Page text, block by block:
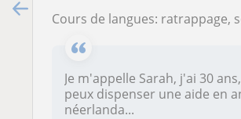
Cours de langues: ratrappage, soutien scolaire et
Je m'appelle Sarah, j'ai 30
peux dispenser une aide en
néerlanda...